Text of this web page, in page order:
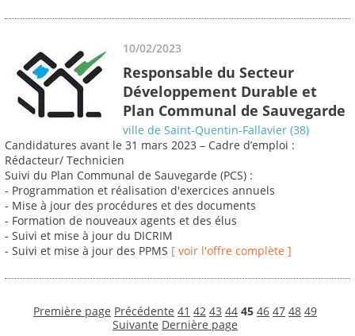
10/02/2023
Responsable du Secteur
Développement Durable et
Plan Communal de Sauvegarde
ville de Saint-Quentin-Fallavier (38)
Candidatures avant le 31 mars 2023 – Cadre d’emploi :
Rédacteur/ Technicien
Suivi du Plan Communal de Sauvegarde (PCS) :
- Programmation et réalisation d'exercices annuels
- Mise à jour des procédures et des documents
- Formation de nouveaux agents et des élus
- Suivi et mise à jour du DICRIM
- Suivi et mise à jour des PPMS [ voir l'offre complète ]
Première page Précédente 41 42 43 44 45 46 47 48 49
Suivante Dernière page